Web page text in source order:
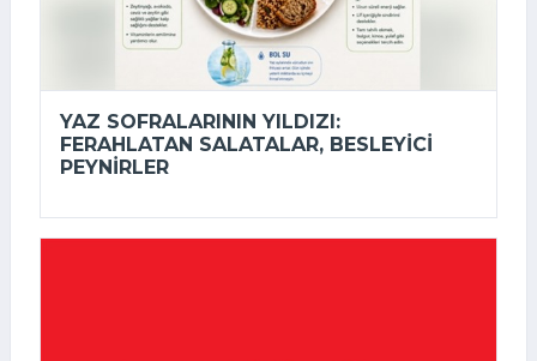
YAZ SOFRALARININ YILDIZI:
FERAHLATAN SALATALAR, BESLEYICI
PEYNIRLER